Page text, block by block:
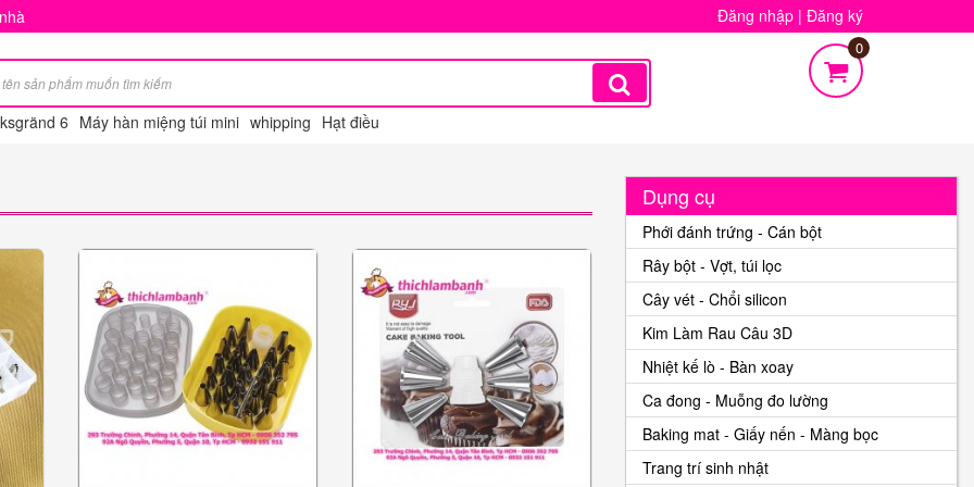
Đăng nhập | Đăng ký
6 Máy hàn miệng túi mini whipping Hạt điều
0
Dụng cụ
Phới đánh trứng - Cán bột
Rây bột - Vợt, túi lọc
Cây vét - Chổi silicon
Kim Làm Rau Câu 3D
Nhiệt kế lò - Bàn xoay
Ca đong - Muỗng đo lường
Baking mat - Giấy nến - Màng bọc
Trang trí sinh nhật